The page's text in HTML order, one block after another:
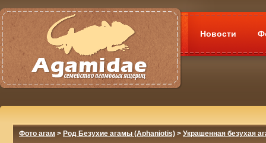
Новости
Фото агам > Род Безухие агамы (Aphaniotis) > Украшенная безухая